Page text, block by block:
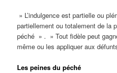
» L’indulgence est partielle ou
partiellement ou totalement de la
péché » . » Tout fidèle peut
même ou les appliquer aux
Les peines du péché